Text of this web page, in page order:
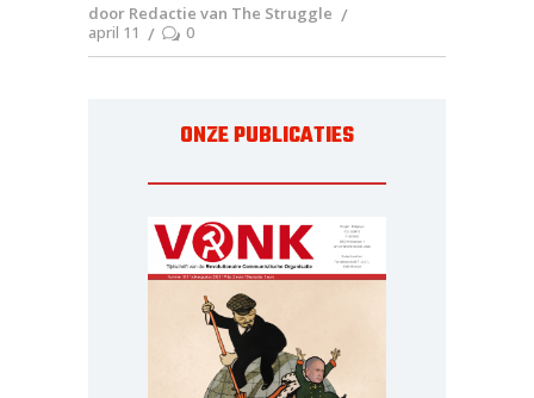
door Redactie van The Struggle
april 11
0
ONZE PUBLICATIES